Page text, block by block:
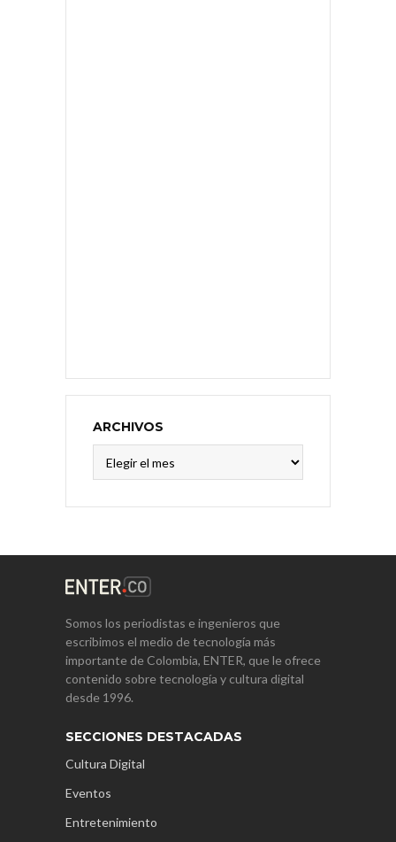
ARCHIVOS
Somos los periodistas e ingenieros que
escribimos el medio de tecnología más
importante de Colombia, ENTER, que le ofrece
contenido sobre tecnología y cultura digital
desde 1996.
SECCIONES DESTACADAS
Cultura Digital
Eventos
Entretenimiento